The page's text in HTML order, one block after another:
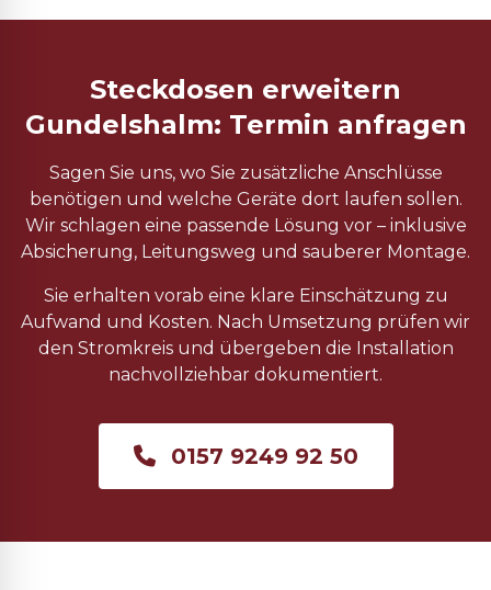
Steckdosen erweitern
Gundelshalm: Termin anfragen
Sagen Sie uns, wo Sie zusätzliche Anschlüsse
benötigen und welche Geräte dort laufen sollen.
Wir schlagen eine passende Lösung vor – inklusive
Absicherung, Leitungsweg und sauberer Montage.
Sie erhalten vorab eine klare Einschätzung zu
Aufwand und Kosten. Nach Umsetzung prüfen wir
den Stromkreis und übergeben die Installation
nachvollziehbar dokumentiert.
0157 9249 92 50